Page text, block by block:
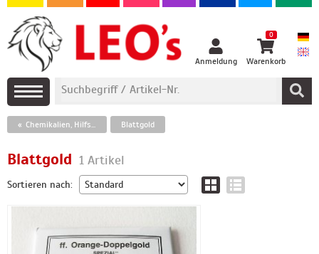
Anmeldung
0
Warenkorb
Chemikalien, Hilfsmittel und Blattgold Blattgold
Blattgold 1 Artikel
Sortieren nach: